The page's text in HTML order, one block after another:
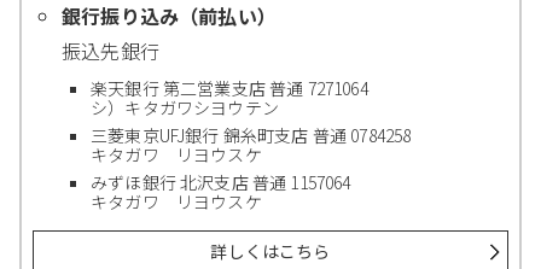
銀行振り込み（前払い）
振込先銀行
楽天銀行 第二営業支店 普通 7271064
シ）キタガワシヨウテン
三菱東京UFJ銀行 錦糸町支店 普通 0784258
キタガワ リヨウスケ
みずほ銀行 北沢支店 普通 1157064
キタガワ リヨウスケ
詳しくはこちら